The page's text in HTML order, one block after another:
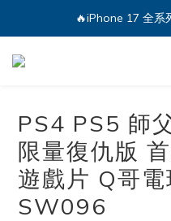
🔥iPhone 17 全
🔥iPhone 17 全
💕加入Q哥
PS4 PS5 師
限量復仇版
遊戲片 Q哥
SW096